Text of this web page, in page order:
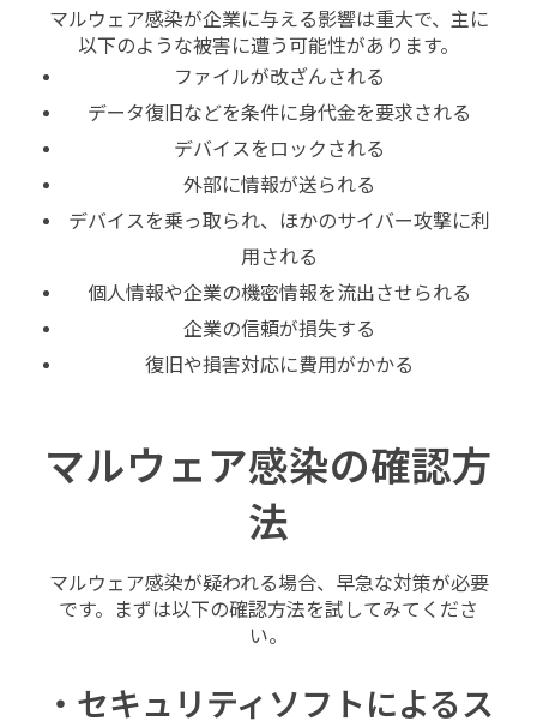
マルウェア感染が企業に与える影響は重大で、主に
以下のような被害に遭う可能性があります。
ファイルが改ざんされる
データ復旧などを条件に身代金を要求される
デバイスをロックされる
外部に情報が送られる
デバイスを乗っ取られ、ほかのサイバー攻撃に利
用される
個人情報や企業の機密情報を流出させられる
企業の信頼が損失する
復旧や損害対応に費用がかかる
マルウェア感染の確認方
法
マルウェア感染が疑われる場合、早急な対策が必要
です。まずは以下の確認方法を試してみてくださ
い。
・セキュリティソフトによるス